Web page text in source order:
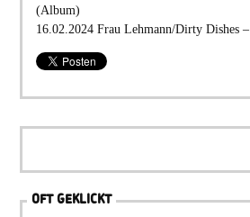
(Album)
16.02.2024 Frau Lehmann/Dirty Dishes
OFT GEKLICKT